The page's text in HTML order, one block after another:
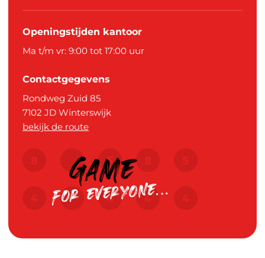
Openingstijden kantoor
Ma t/m vr: 9:00 tot 17:00 uur
Contactgegevens
Rondweg Zuid 85
7102 JD Winterswijk
bekijk de route